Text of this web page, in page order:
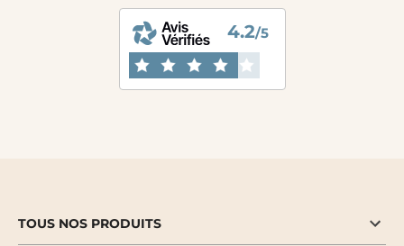
4.2/5
TOUS NOS PRODUITS